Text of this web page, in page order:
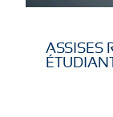
ASSISES